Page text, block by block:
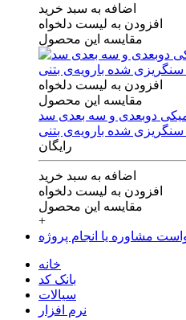
اضافه به سبد خرید
افزودن به لیست دلخواه
مقایسه این محصول
افزودن به لیست دلخواه
مقایسه این محصول
دوبعدی‌ و‌ سه بعدی‌ سد
رایگان
اضافه به سبد خرید
افزودن به لیست دلخواه
مقایسه این محصول
+
مشاوره یا انجام پروژه
خانه
بانک کد
سیالات
نرم افزار